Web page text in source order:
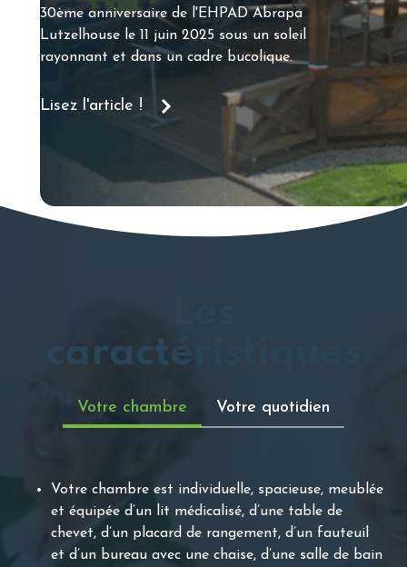
30ème anniversaire de l'EHPAD Abrapa
Lutzelhouse le 11 juin 2025 sous un soleil
rayonnant et dans un cadre bucolique.
Lisez l'article !
caractéristiques
Votre chambre Votre quotidien
Votre chambre est individuelle, spacieuse, meublée
et équipée d’un lit médicalisé, d’une table de
chevet, d’un placard de rangement, d’un fauteuil
et d’un bureau avec une chaise, d’une salle de bain